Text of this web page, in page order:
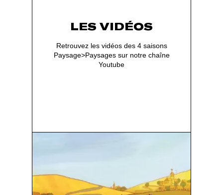
LES VIDÉOS
Retrouvez les vidéos des 4 saisons
Paysage>Paysages sur notre chaîne
Youtube